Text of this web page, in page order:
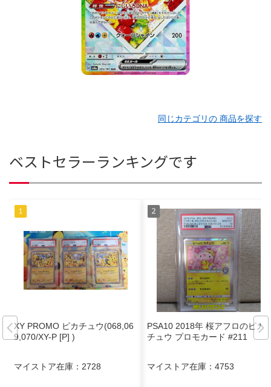
同じカテゴリの 商品を探す
ベストセラーランキングです
XY PROMO ピカチュウ(068,06
9,070/XY-P [P] )
マイストア在庫： 2728
PSA10 2018年 桜アフロのピカ
チュウ プロモカード #211
マイストア在庫： 4753